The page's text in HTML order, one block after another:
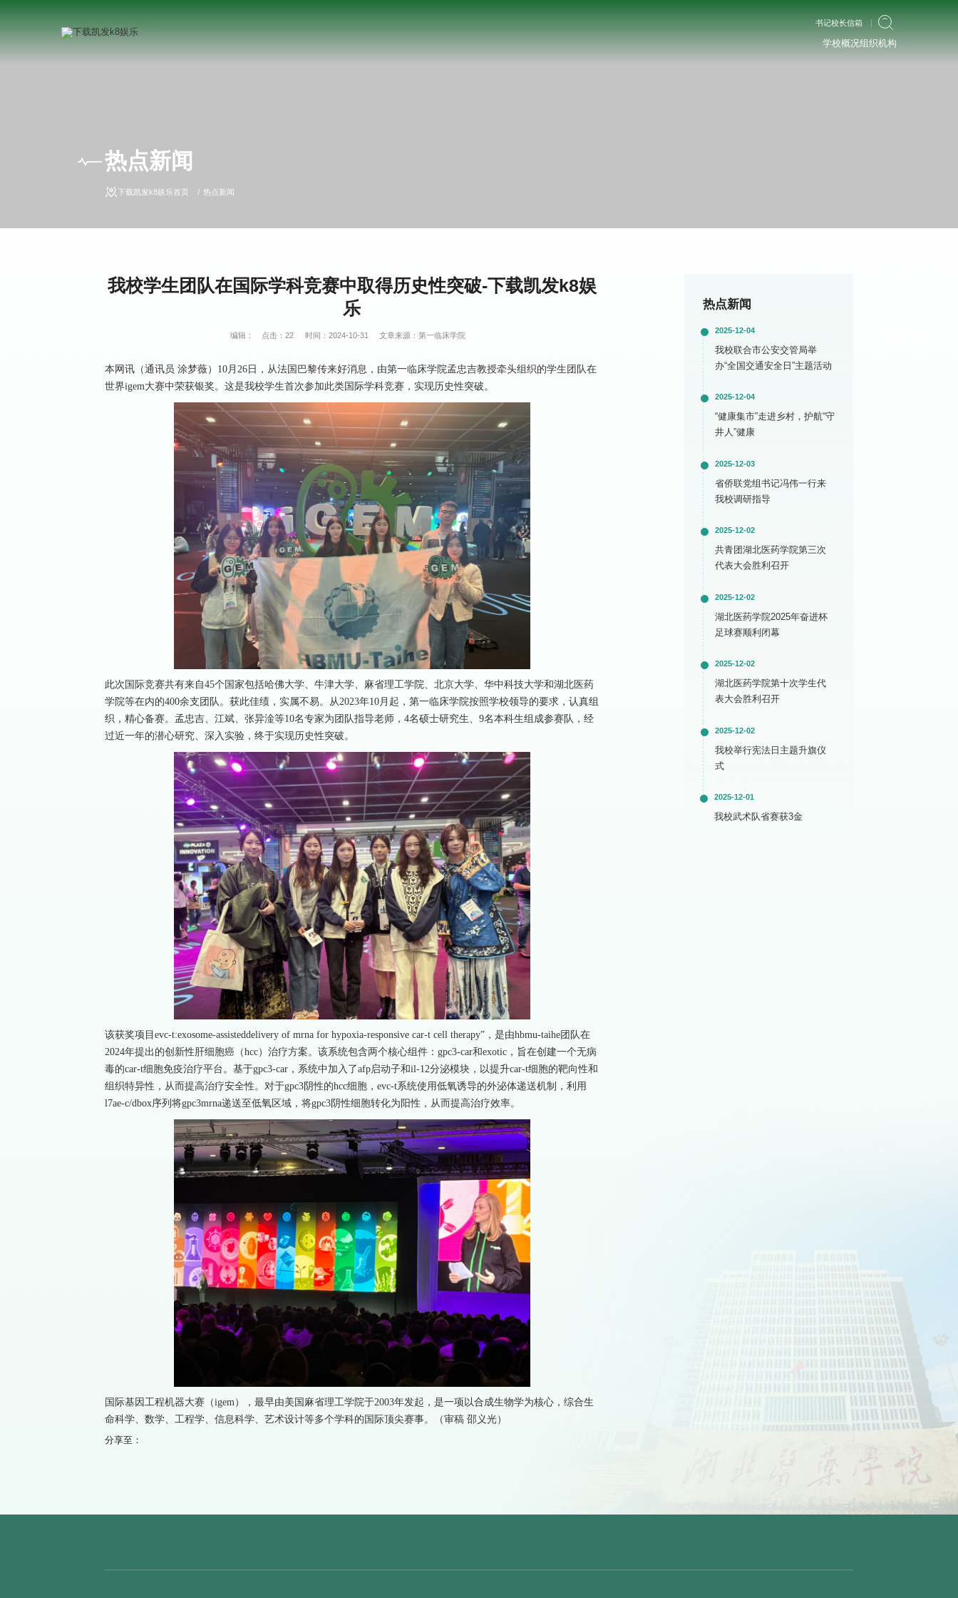
书记校长信箱
学校概况组织机构
热点新闻
下载凯发k8娱乐首页 热点新闻
我校学生团队在国际学科竞赛中取得历史性突破-下载凯发k8娱
乐
编辑： 点击：22 时间：2024-10-31 文章来源：第一临床学院
本网讯（通讯员 涂梦薇）10月26日，从法国巴黎传来好消息，由第一临床学院孟忠吉教授牵头组织的学生团队在
世界igem大赛中荣获银奖。这是我校学生首次参加此类国际学科竞赛，实现历史性突破。
此次国际竞赛共有来自45个国家包括哈佛大学、牛津大学、麻省理工学院、北京大学、华中科技大学和湖北医药
学院等在内的400余支团队。获此佳绩，实属不易。从2023年10月起，第一临床学院按照学校领导的要求，认真组
织，精心备赛。孟忠吉、江斌、张异淦等10名专家为团队指导老师，4名硕士研究生、9名本科生组成参赛队，经
过近一年的潜心研究、深入实验，终于实现历史性突破。
该获奖项目evc-t:exosome-assisteddelivery of mrna for hypoxia-responsive car-t cell therapy”，是由hbmu-taihe团队在
2024年提出的创新性肝细胞癌（hcc）治疗方案。该系统包含两个核心组件：gpc3-car和exotic，旨在创建一个无病
毒的car-t细胞免疫治疗平台。基于gpc3-car，系统中加入了afp启动子和il-12分泌模块，以提升car-t细胞的靶向性和
组织特异性，从而提高治疗安全性。对于gpc3阴性的hcc细胞，evc-t系统使用低氧诱导的外泌体递送机制，利用
l7ae-c/dbox序列将gpc3mrna递送至低氧区域，将gpc3阴性细胞转化为阳性，从而提高治疗效率。
国际基因工程机器大赛（igem），最早由美国麻省理工学院于2003年发起，是一项以合成生物学为核心，综合生
命科学、数学、工程学、信息科学、艺术设计等多个学科的国际顶尖赛事。（审稿 邵义光）
分享至：
热点新闻
2025-12-04
我校联合市公安交管局举
办“全国交通安全日”主题活动
2025-12-04
“健康集市”走进乡村，护航“守
井人”健康
2025-12-03
省侨联党组书记冯伟一行来
我校调研指导
2025-12-02
共青团湖北医药学院第三次
代表大会胜利召开
2025-12-02
湖北医药学院2025年奋进杯
足球赛顺利闭幕
2025-12-02
湖北医药学院第十次学生代
表大会胜利召开
2025-12-02
我校举行宪法日主题升旗仪
式
2025-12-01
我校武术队省赛获3金